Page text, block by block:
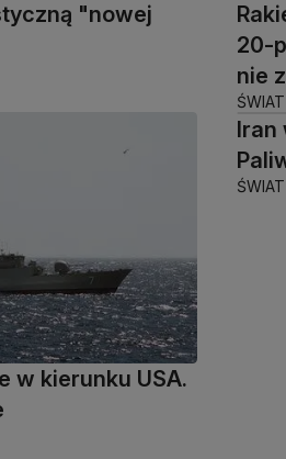
"nowej
20-
nie
ŚWIAT
w kierunku USA.
Iran
ŚWIAT